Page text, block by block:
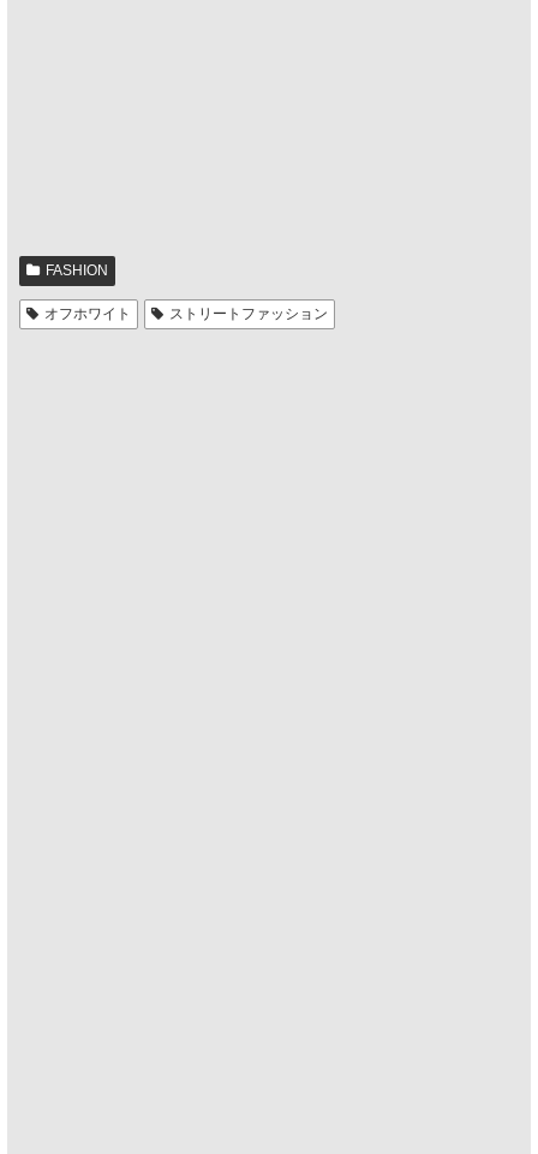
FASHION
オフホワイト ストリートファッション